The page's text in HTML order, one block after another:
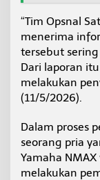
“Tim Opsnal
menerima
tersebut
Dari laporan
melakukan
(11/5/2026).
Dalam proses
seorang pria
Yamaha
melakukan